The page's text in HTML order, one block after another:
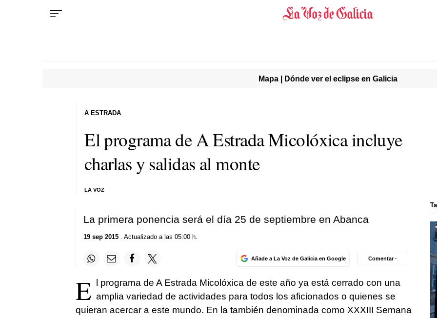
Mapa | Dónde ver el eclipse en Galicia
El programa de A Estrada Micolóxica incluye
charlas y salidas al monte
LA VOZ
A ESTRADA
La primera ponencia será el día 25 de septiembre en Abanca
19 sep 2015. Actualizado a las 05:00 h.
Añade a La Voz de Galicia en Google Comentar ·
E
l programa de A Estrada Micolóxica de este año ya está cerrado con una
amplia variedad de actividades para todos los aficionados o quienes se
quieran acercar a este mundo. En la también denominada como XXXIII Semana